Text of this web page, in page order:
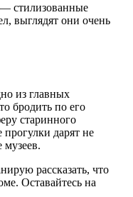
— стилизованные
выглядят они очень
из главных
бродить по его
старинного
прогулки дарят не
рассказать, что
Оставайтесь на